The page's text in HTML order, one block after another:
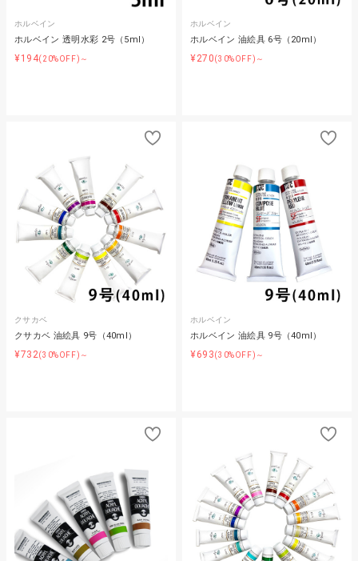
ホルベイン
ホルベイン 透明水彩 2号（5ml）
¥194(20%OFF)～
ホルベイン
ホルベイン 油絵具 6号（20ml）
¥270(30%OFF)～
クサカベ
クサカベ 油絵具 9号（40ml）
¥732(30%OFF)～
ホルベイン
ホルベイン 油絵具 9号（40ml）
¥693(30%OFF)～